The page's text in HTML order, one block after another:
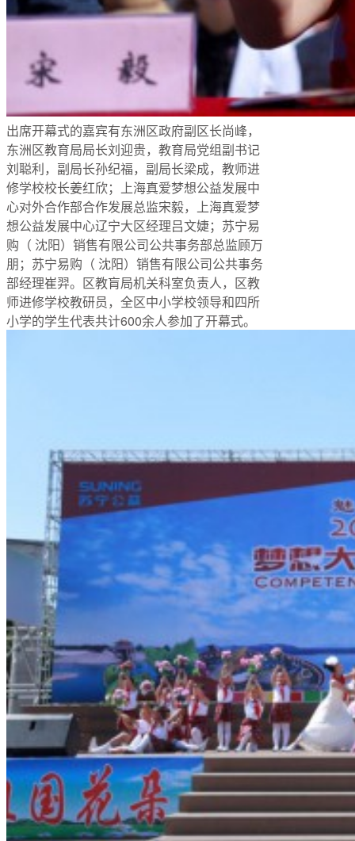
出席开幕式的嘉宾有东洲区政府副区长尚峰，
东洲区教育局局长刘迎贵，教育局党组副书记
刘聪利，副局长孙纪福，副局长梁成，教师进
修学校校长姜红欣；上海真爱梦想公益发展中
心对外合作部合作发展总监宋毅，上海真爱梦
想公益发展中心辽宁大区经理吕文婕；苏宁易
购（ 沈阳）销售有限公司公共事务部总监顾万
朋；苏宁易购（ 沈阳）销售有限公司公共事务
部经理崔羿。区教肓局机关科室负责人，区教
师进修学校教研员，全区中小学校领导和四所
小学的学生代表共计600余人参加了开幕式。